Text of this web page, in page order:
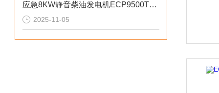
应急8KW静音柴油发电机ECP9500T的匠心之作
2025-11-05